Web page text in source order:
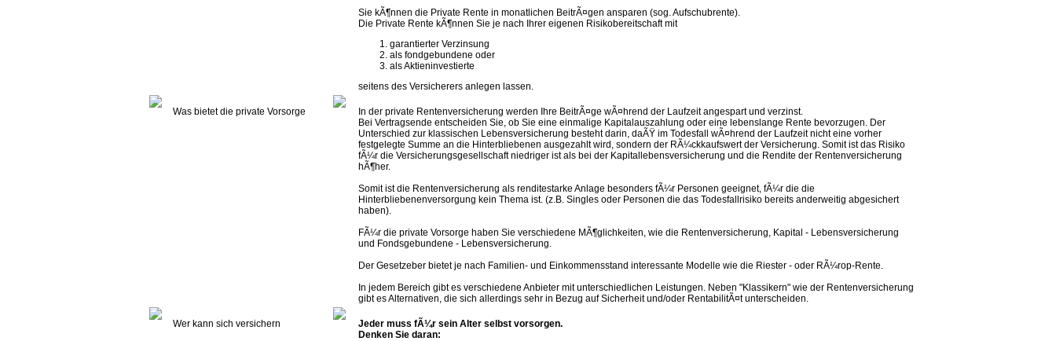
Sie kÃ¶nnen die Private Rente in monatlichen BeitrÃ¤gen ansparen (sog. Aufschubrente).
Die Private Rente kÃ¶nnen Sie je nach Ihrer eigenen Risikobereitschaft mit
garantierter Verzinsung
als fondgebundene oder
als Aktieninvestierte
seitens des Versicherers anlegen lassen.
Was bietet die private Vorsorge
In der private Rentenversicherung werden Ihre BeitrÃ¤ge wÃ¤hrend der Laufzeit angespart und verzinst.
Bei Vertragsende entscheiden Sie, ob Sie eine einmalige Kapitalauszahlung oder eine lebenslange Rente bevorzugen. Der
Unterschied zur klassischen Lebensversicherung besteht darin, daÃŸ im Todesfall wÃ¤hrend der Laufzeit nicht eine vorher
festgelegte Summe an die Hinterbliebenen ausgezahlt wird, sondern der RÃ¼ckkaufswert der Versicherung. Somit ist das Risiko
fÃ¼r die Versicherungsgesellschaft niedriger ist als bei der Kapitallebensversicherung und die Rendite der Rentenversicherung
hÃ¶her.
Somit ist die Rentenversicherung als renditestarke Anlage besonders fÃ¼r Personen geeignet, fÃ¼r die die
Hinterbliebenenversorgung kein Thema ist. (z.B. Singles oder Personen die das Todesfallrisiko bereits anderweitig abgesichert
haben).
FÃ¼r die private Vorsorge haben Sie verschiedene MÃ¶glichkeiten, wie die Rentenversicherung, Kapital - Lebensversicherung
und Fondsgebundene - Lebensversicherung.
Der Gesetzeber bietet je nach Familien- und Einkommensstand interessante Modelle wie die Riester - oder RÃ¼rop-Rente.
In jedem Bereich gibt es verschiedene Anbieter mit unterschiedlichen Leistungen. Neben "Klassikern" wie der Rentenversicherung
gibt es Alternativen, die sich allerdings sehr in Bezug auf Sicherheit und/oder RentabilitÃ¤t unterscheiden.
Wer kann sich versichern
Jeder muss fÃ¼r sein Alter selbst vorsorgen.
Denken Sie daran: